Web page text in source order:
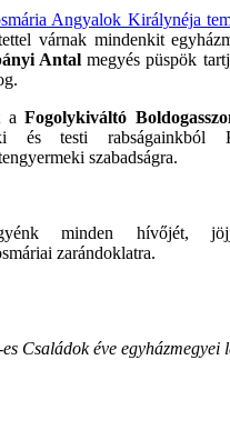
Angyalok Királynéja
várnak mindenkit
Antalmegyés püspök
aFogolykiváltó
és testi rabságainkból
szabadságra.
minden hívőjét,
zarándoklatra.
Családok éve